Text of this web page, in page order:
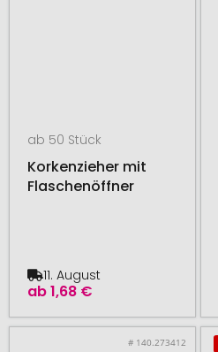
ab 50 Stück
Korkenzieher mit
Flaschenöffner
ab1,68 €
11. August
# 140.273412